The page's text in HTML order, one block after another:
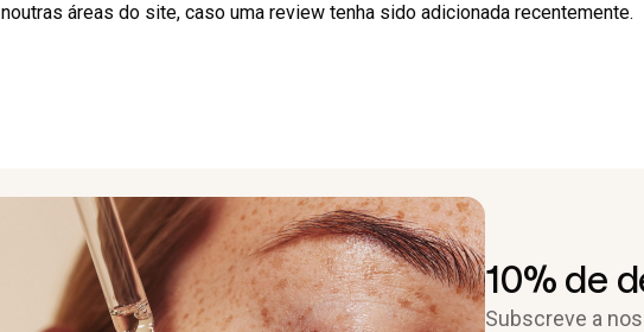
noutras áreas do site, caso uma review tenha sido adicionada recentemente.
10% de
Subscreve a